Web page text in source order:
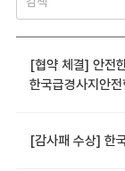
[협약 체결] 안전
한국급경사지안
[감사패 수상] 한